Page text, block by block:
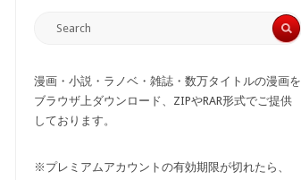
漫画・小説・ラノベ・雑誌・数万タイトルの漫画を
ブラウザ上ダウンロード、ZIPやRAR形式でご提供
しております。
※プレミアムアカウントの有効期限が切れたら、